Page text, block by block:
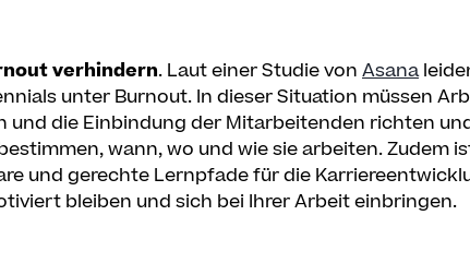
verhindern. Laut einer Studie von Asana
unter Burnout. In dieser Situation müssen
und die Einbindung der Mitarbeitenden richten
wann, wo und wie sie arbeiten. Zudem
und gerechte Lernpfade für die
bleiben und sich bei Ihrer Arbeit einbringen.